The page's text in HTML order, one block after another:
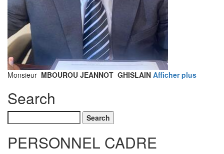
Monsieur MBOUROU JEANNOT GHISLAIN Afficher plus
Search
PERSONNEL CADRE